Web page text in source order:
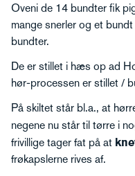
Oveni de 14 bundter fik
mange snerler og et
bundter.
De er stillet i hæs op ad
hør-processen er stillet /
På skiltet står bl.a., at
negene nu står til tørre i
frivillige tager fat på at
frøkapslerne rives af.